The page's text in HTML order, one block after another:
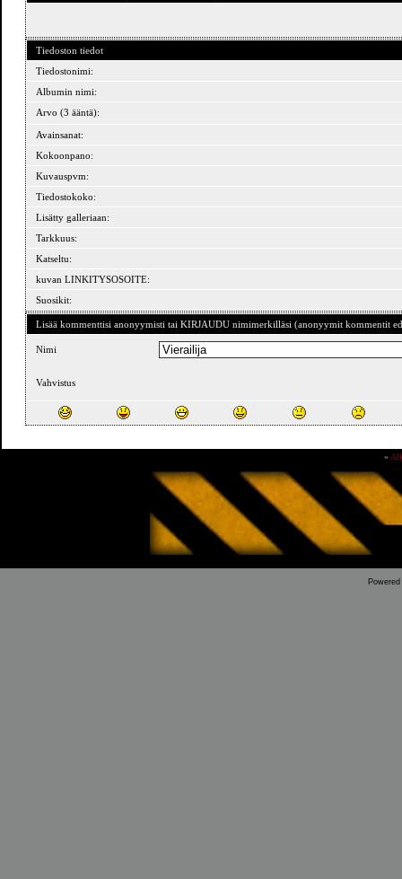
Tiedoston tiedot
Tiedostonimi:
Albumin nimi:
Arvo (3 ääntä):
Avainsanat:
Kokoonpano:
Kuvauspvm:
Tiedostokoko:
Lisätty galleriaan:
Tarkkuus:
Katseltu:
kuvan LINKITYSOSOITE:
Suosikit:
Lisää kommenttisi anonyymisti tai KIRJAUDU nimimerkilläsi (anonyymit kommentit
Nimi
Vahvistus
»